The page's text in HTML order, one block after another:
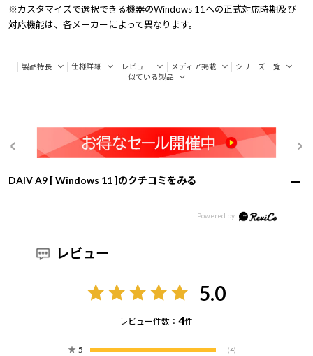
※カスタマイズで選択できる機器のWindows 11への正式対応時期及び
対応機能は、各メーカーによって異なります。
製品特長 仕様詳細 レビュー メディア掲載
シリーズ一覧
似ている製品
DAIV A9 [ Windows 11 ]のクチコミをみる
レビュー
5.0
レビュー件数：4件
★ 5 (4)